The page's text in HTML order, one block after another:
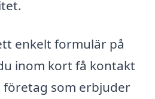
enkelt formulär på
inom kort få kontakt
som erbjuder